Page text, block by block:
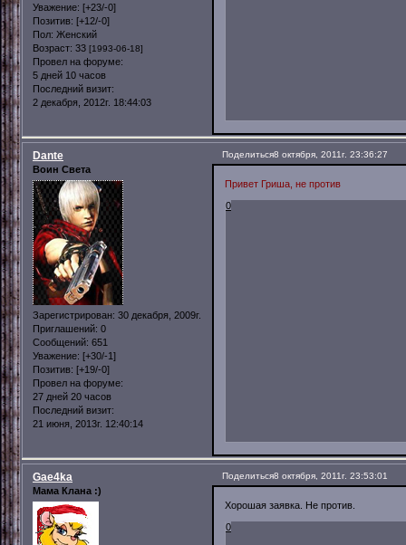
Уважение: [+23/-0]
Позитив: [+12/-0]
Пол: Женский
Возраст: 33 [1993-06-18]
Провел на форуме:
5 дней 10 часов
Последний визит:
2 декабря, 2012г. 18:44:03
Поделиться8 октября, 2011г. 23:36:27
Dante
Воин Света
Зарегистрирован: 30 декабря, 2009г.
Приглашений: 0
Сообщений: 651
Уважение: [+30/-1]
Позитив: [+19/-0]
Провел на форуме:
27 дней 20 часов
Последний визит:
21 июня, 2013г. 12:40:14
Привет Гриша, не против
0
Поделиться8 октября, 2011г. 23:53:01
Gae4ka
Мама Клана :)
Хорошая заявка. Не против.
0